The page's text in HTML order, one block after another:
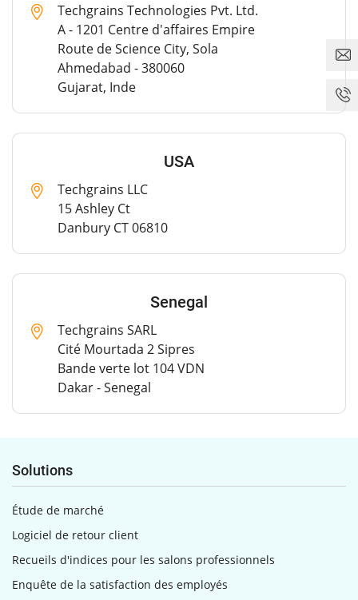
Techgrains Technologies Pvt. Ltd.
A - 1201 Centre d'affaires Empire
Route de Science City, Sola
Ahmedabad - 380060
Gujarat, Inde
USA
Techgrains LLC
15 Ashley Ct
Danbury CT 06810
Senegal
Techgrains SARL
Cité Mourtada 2 Sipres
Bande verte lot 104 VDN
Dakar - Senegal
Solutions
Étude de marché
Logiciel de retour client
Recueils d'indices pour les salons professionnels
Enquête de la satisfaction des employés